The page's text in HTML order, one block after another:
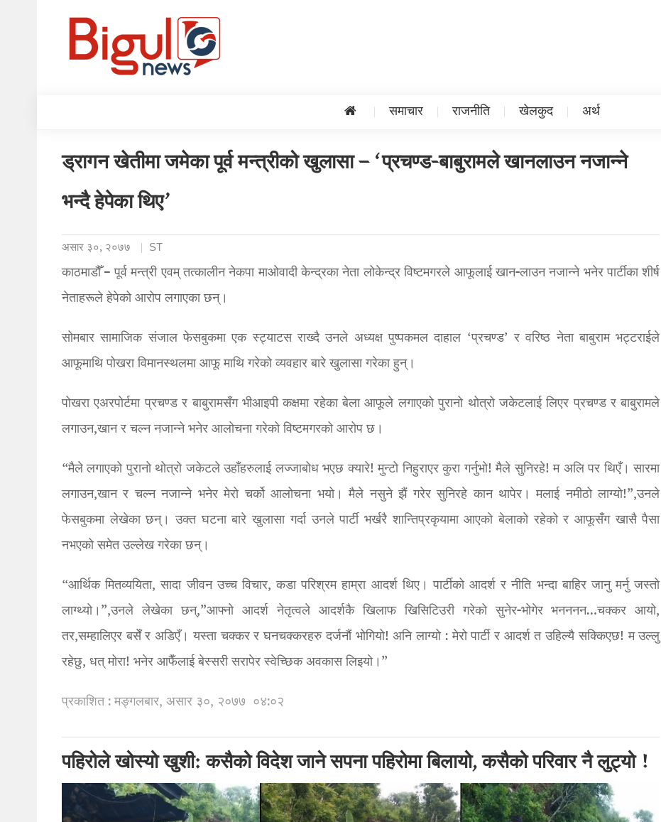
समाचार राजनीति खेलकुद अर्थ
ड्रागन खेतीमा जमेका पूर्व मन्त्रीको खुलासा – ‘प्रचण्ड-बाबुरामले खानलाउन नजान्ने
भन्दै हेपेका थिए’
असार ३०, २०७७ ST
काठमाडौँ – पूर्व मन्त्री एवम्‌ तत्कालीन नेकपा माओवादी केन्द्रका नेता लोकेन्द्र विष्टमगरले आफूलाई खान-लाउन नजान्ने भनेर पार्टीका शीर्ष
नेताहरूले हेपेको आरोप लगाएका छन्।
सोमबार सामाजिक संजाल फेसबुकमा एक स्ट्याटस राख्दै उनले अध्यक्ष पुष्पकमल दाहाल ‘प्रचण्ड’ र वरिष्ठ नेता बाबुराम भट्टराईले
आफूमाथि पोखरा विमानस्थलमा आफू माथि गरेको व्यवहार बारे खुलासा गरेका हुन्।
पोखरा एअरपोर्टमा प्रचण्ड र बाबुरामसँग भीआइपी कक्षमा रहेका बेला आफूले लगाएको पुरानो थोत्रो जकेटलाई लिएर प्रचण्ड र बाबुरामले
लगाउन,खान र चल्न नजान्ने भनेर आलोचना गरेको विष्टमगरको आरोप छ।
“मैले लगाएको पुरानो थोत्रो जकेटले उहाँहरुलाई लज्जाबोध भएछ क्यारे! मुन्टो निहुराएर कुरा गर्नुभो! मैले सुनिरहे! म अलि पर थिएँ। सारमा
लगाउन,खान र चल्न नजान्ने भनेर मेरो चर्को आलोचना भयो। मैले नसुने झैं गरेर सुनिरहे कान थापेर। मलाई नमीठो लाग्यो!”,उनले
फेसबुकमा लेखेका छन्। उक्त घटना बारे खुलासा गर्दा उनले पार्टी भर्खरै शान्तिप्रकृयामा आएको बेलाको रहेको र आफूसँग खासै पैसा
नभएको समेत उल्लेख गरेका छन्।
“आर्थिक मितव्ययिता, सादा जीवन उच्च विचार, कडा परिश्रम हाम्रा आदर्श थिए। पार्टीको आदर्श र नीति भन्दा बाहिर जानु मर्नु जस्तो
लाग्थ्यो।”,उनले लेखेका छन्,”आफ्नो आदर्श नेतृत्वले आदर्शकै खिलाफ खिसिटिउरी गरेको सुनेर-भोगेर भनननन…चक्कर आयो,
तर,सम्हालिएर बसेँ र अडिएँ। यस्ता चक्कर र घनचक्करहरु दर्जनौं भोगियो! अनि लाग्यो : मेरो पार्टी र आदर्श त उहिल्यै सक्किएछ! म उल्लु
रहेछु, धत् मोरा! भनेर आफैँलाई बेस्सरी सरापेर स्वेच्छिक अवकास लिइयो।”
प्रकाशित : मङ्गलबार, असार ३०, २०७७ ०४:०२
पहिरोले खोस्यो खुशी: कसैको विदेश जाने सपना पहिरोमा बिलायो, कसैको परिवार नै लुट्यो !